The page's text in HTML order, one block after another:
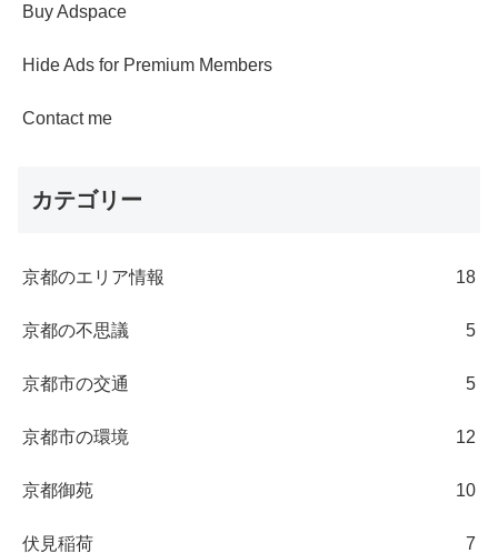
Buy Adspace
Hide Ads for Premium Members
Contact me
カテゴリー
京都のエリア情報 18
京都の不思議 5
京都市の交通 5
京都市の環境 12
京都御苑 10
伏見稲荷 7